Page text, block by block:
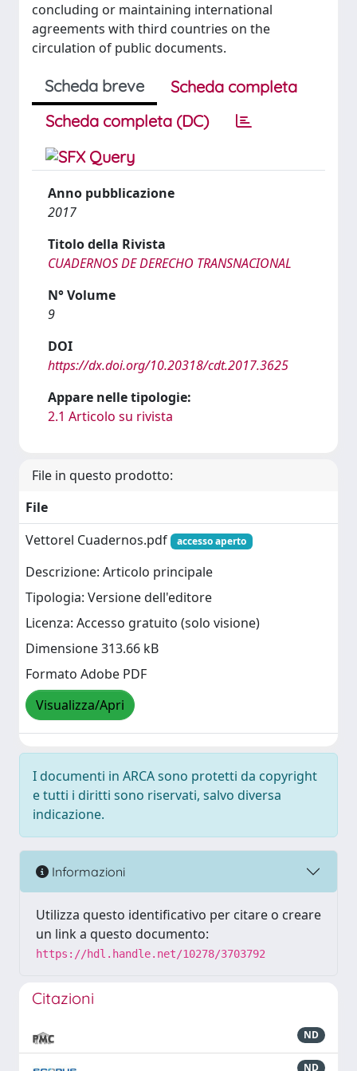
concluding or maintaining international
agreements with third countries on the
circulation of public documents.
Scheda breve
Scheda completa
Scheda completa (DC)
Anno pubblicazione
2017
Titolo della Rivista
CUADERNOS DE DERECHO TRANSNACIONAL
N° Volume
9
DOI
https://dx.doi.org/10.20318/cdt.2017.3625
Appare nelle tipologie:
2.1 Articolo su rivista
File in questo prodotto:
File
Vettorel Cuadernos.pdf
accesso aperto
Descrizione: Articolo principale
Tipologia: Versione dell'editore
Licenza: Accesso gratuito (solo visione)
Dimensione 313.66 kB
Formato Adobe PDF
Visualizza/Apri
I documenti in ARCA sono protetti da copyright
e tutti i diritti sono riservati, salvo diversa
indicazione.
Informazioni
Utilizza questo identificativo per citare o creare
un link a questo documento:
https://hdl.handle.net/10278/3703792
Citazioni
ND
ND